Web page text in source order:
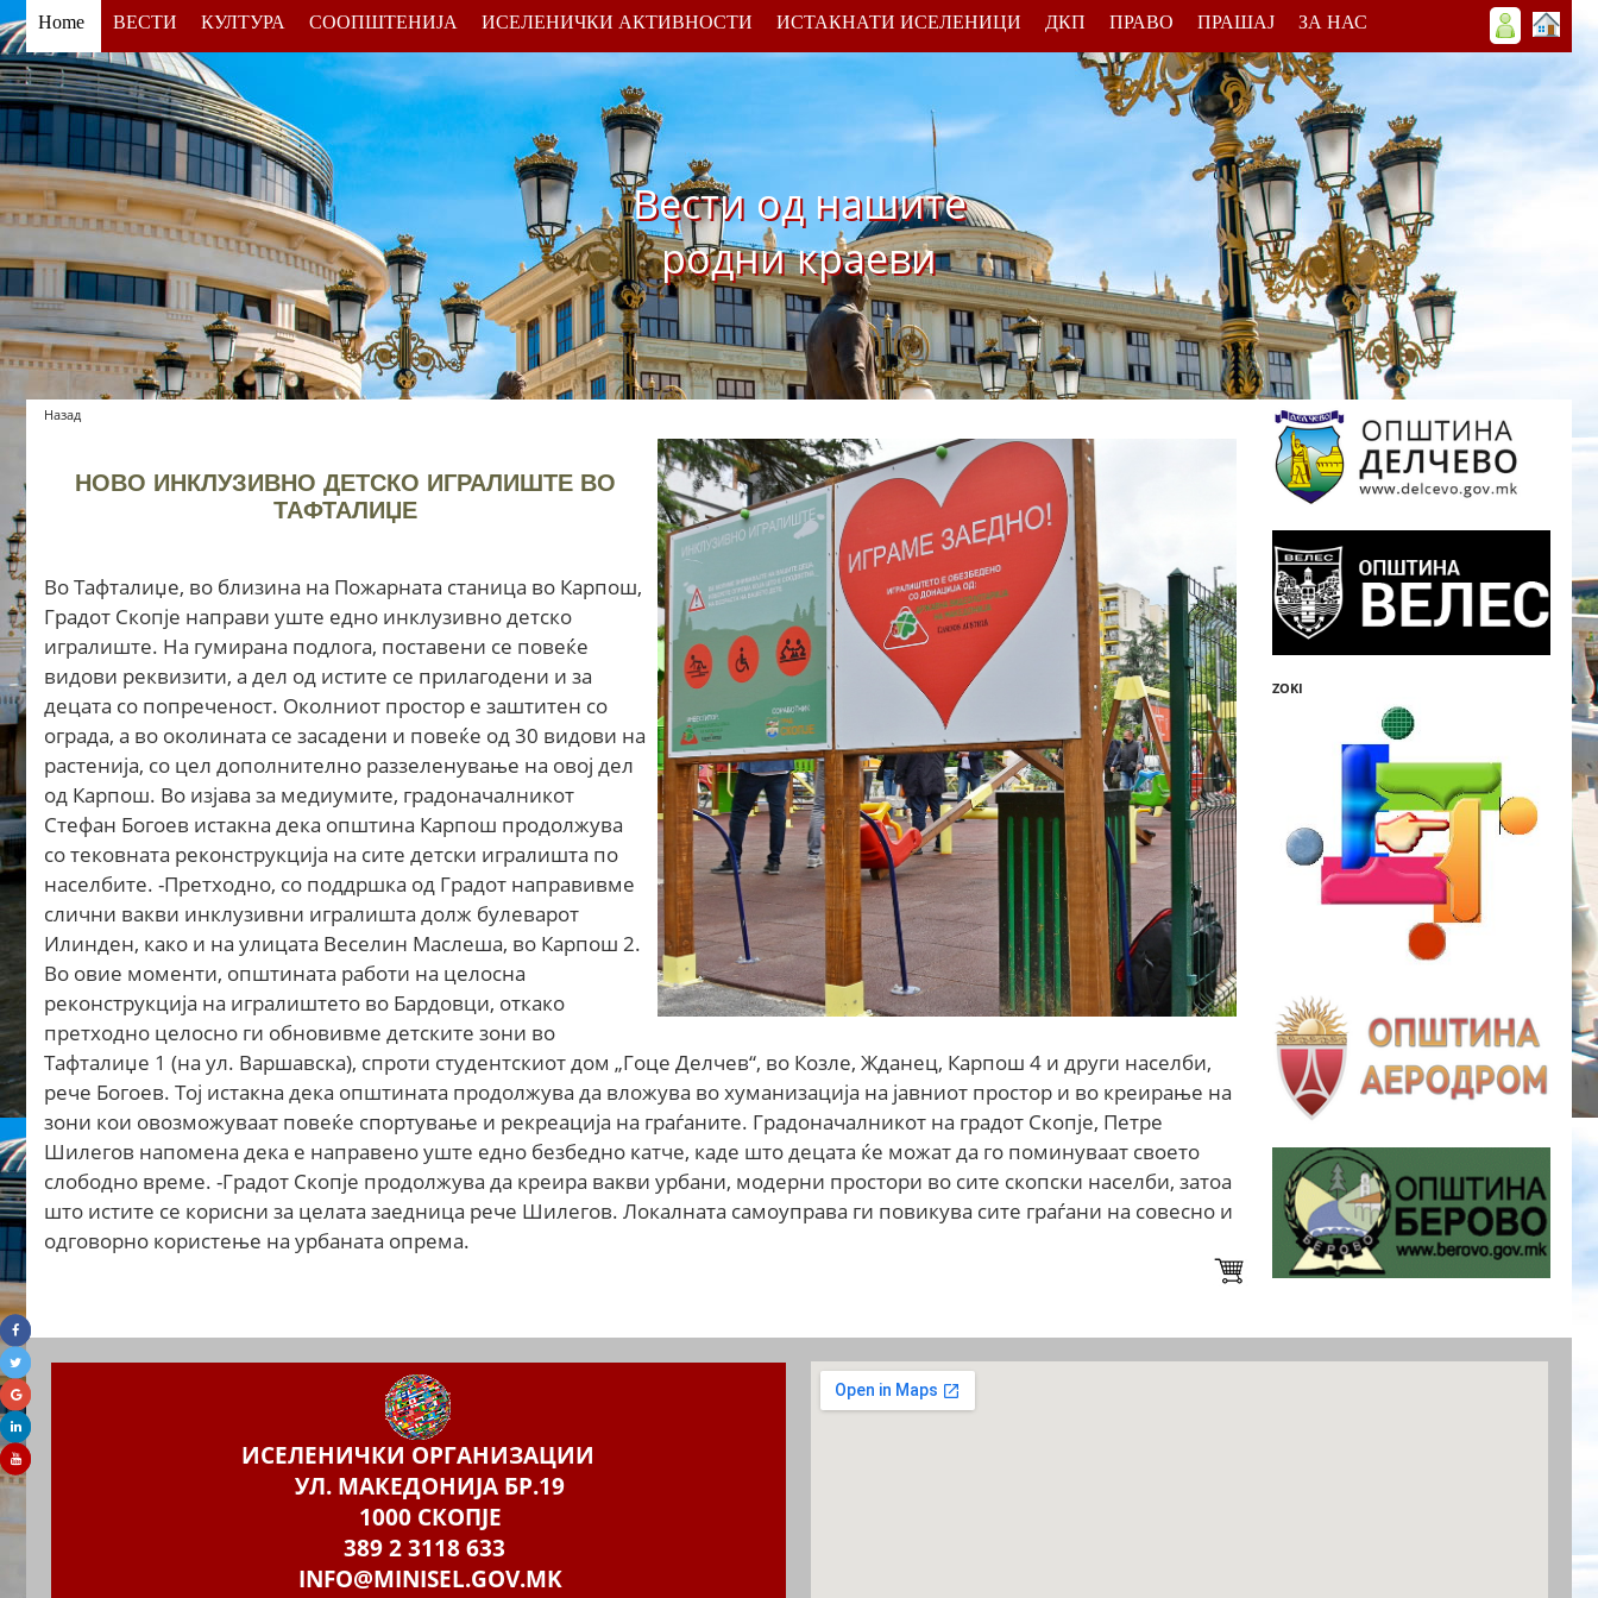
Home ВЕСТИ КУЛТУРА СООПШТЕНИЈА ИСЕЛЕНИЧКИ АКТИВНОСТИ ИСТАКНАТИ ИСЕЛЕНИЦИ ДКП ПРАВО ПРАШАЈ ЗА НАС
Вести од нашите
родни краеви
Назад
НОВО ИНКЛУЗИВНО ДЕТСКО ИГРАЛИШТЕ ВО
ТАФТАЛИЏЕ
Во Тафталиџе, во близина на Пожарната станица во Карпош,
Градот Скопје направи уште едно инклузивно детско
игралиште. На гумирана подлога, поставени се повеќе
видови реквизити, а дел од истите се прилагодени и за
децата со попреченост. Околниот простор е заштитен со
ограда, а во околината се засадени и повеќе од 30 видови на
растенија, со цел дополнително раззеленување на овој дел
од Карпош. Во изјава за медиумите, градоначалникот
Стефан Богоев истакна дека општина Карпош продолжува
со тековната реконструкција на сите детски игралишта по
населбите. -Претходно, со поддршка од Градот направивме
слични вакви инклузивни игралишта долж булеварот
Илинден, како и на улицата Веселин Маслеша, во Карпош 2.
Во овие моменти, општината работи на целосна
реконструкција на игралиштето во Бардовци, откако
претходно целосно ги обновивме детските зони во
Тафталиџе 1 (на ул. Варшавска), спроти студентскиот дом „Гоце Делчев“, во Козле, Жданец, Карпош 4 и други населби,
рече Богоев. Тој истакна дека општината продолжува да вложува во хуманизација на јавниот простор и во креирање на
зони кои овозможуваат повеќе спортување и рекреација на граѓаните. Градоначалникот на градот Скопје, Петре
Шилегов напомена дека е направено уште едно безбедно катче, каде што децата ќе можат да го поминуваат своето
слободно време. -Градот Скопје продолжува да креира вакви урбани, модерни простори во сите скопски населби, затоа
што истите се корисни за целата заедница рече Шилегов. Локалната самоуправа ги повикува сите граѓани на совесно и
одговорно користење на урбаната опрема.
ZOKI
ИСЕЛЕНИЧКИ ОРГАНИЗАЦИИ
УЛ. МАКЕДОНИЈА БР.19
1000 СКОПЈЕ
389 2 3118 633
INFO@MINISEL.GOV.MK